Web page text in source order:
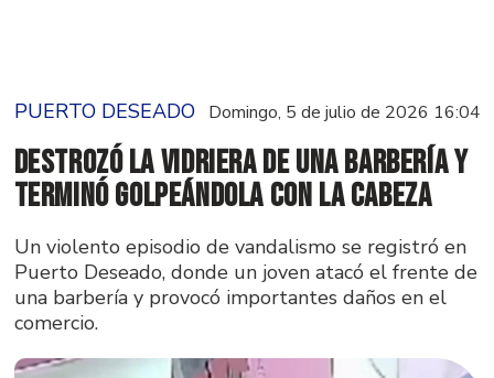
PUERTO DESEADO Domingo, 5 de julio de 2026 16:04
Destrozó la vidriera de una barbería y
terminó golpeándola con la cabeza
Un violento episodio de vandalismo se registró en
Puerto Deseado, donde un joven atacó el frente de
una barbería y provocó importantes daños en el
comercio.